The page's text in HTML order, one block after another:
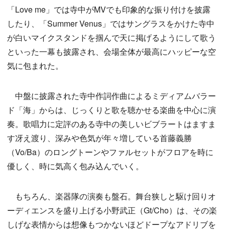
「Love me」では寺中がMVでも印象的な振り付けを披露
したり、「Summer Venus」ではサングラスをかけた寺中
が白いマイクスタンドを掴んで天に掲げるようにして歌う
といった一幕も披露され、会場全体が最高にハッピーな空
気に包まれた。
中盤に披露された寺中作詞作曲によるミディアムバラー
ド「海」からは、じっくりと歌を聴かせる楽曲を中心に演
奏。歌唱力に定評のある寺中の美しいビブラートはますま
す冴え渡り、深みや色気が年々増している首藤義勝
（Vo/Ba）のロングトーンやファルセットがフロアを時に
優しく、時に気高く包み込んでいく。
もちろん、楽器隊の演奏も盤石。舞台狭しと駆け回りオ
ーディエンスを盛り上げる小野武正（Gt/Cho）は、その楽
しげな表情からは想像もつかないほどドープなアドリブを